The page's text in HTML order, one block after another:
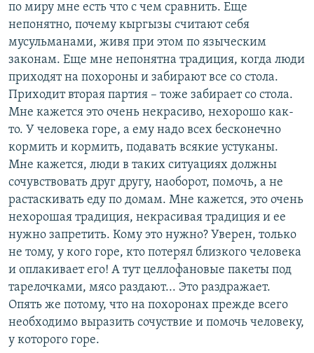
по миру мне есть что с чем сравнить. Еще
непонятно, почему кыргызы считают себя
мусульманами, живя при этом по языческим
законам. Еще мне непонятна традиция, когда люди
приходят на похороны и забирают все со стола.
Приходит вторая партия – тоже забирает со стола.
Мне кажется это очень некрасиво, нехорошо как-
то. У человека горе, а ему надо всех бесконечно
кормить и кормить, подавать всякие устуканы.
Мне кажется, люди в таких ситуациях должны
сочувствовать друг другу, наоборот, помочь, а не
растаскивать еду по домам. Мне кажется, это очень
нехорошая традиция, некрасивая традиция и ее
нужно запретить. Кому это нужно? Уверен, только
не тому, у кого горе, кто потерял близкого человека
и оплакивает его! А тут целлофановые пакеты под
тарелочками, мясо раздают... Это раздражает.
Опять же потому, что на похоронах прежде всего
необходимо выразить сочуствие и помочь человеку,
у которого горе.